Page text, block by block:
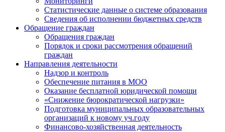
Статистические данные о системе образования
Сведения об исполнении бюджетных средств
Обращение граждан
Обращения граждан
Порядок и сроки рассмотрения обращений
граждан
Направления деятельности
Надзор и контроль
Обеспечение питания в МОО
Оказание бесплатной юридической помощи
«Снижение бюрократической нагрузки»
Подготовка муниципальных образовательных
организаций к новому уч.году
Финансово-хозяйственная деятельность